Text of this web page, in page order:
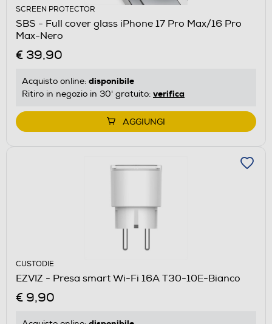
SCREEN PROTECTOR
SBS - Full cover glass iPhone 17 Pro Max/16 Pro
Max-Nero
€ 39,90
Acquisto online: disponibile
Ritiro in negozio in 30' gratuito: verifica
AGGIUNGI
CUSTODIE
EZVIZ - Presa smart Wi-Fi 16A T30-10E-Bianco
€ 9,90